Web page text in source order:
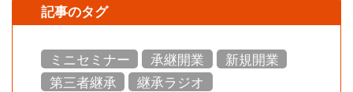
記事のタグ
ミニセミナー 承継開業
新規開業
第三者継承
継承ラジオ